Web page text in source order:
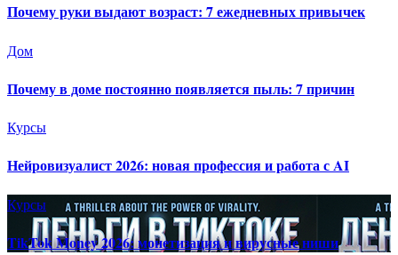
Почему руки выдают возраст: 7 ежедневных привычек
Дом
Почему в доме постоянно появляется пыль: 7 причин
Курсы
Нейровизуалист 2026: новая профессия и работа с AI
Курсы
TikTok Money 2026: монетизация и вирусные ниши